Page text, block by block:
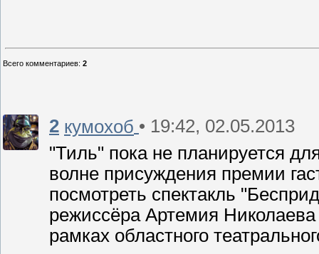
Всего комментариев: 2
2 кумохоб • 19:42, 02.05.2013
"Тиль" пока не планируется
волне присуждения премии
посмотреть спектакль
режиссёра Артемия
рамках областного